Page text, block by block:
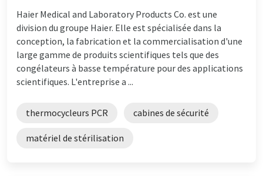
Haier Medical and Laboratory Products Co. est une
division du groupe Haier. Elle est spécialisée dans la
conception, la fabrication et la commercialisation d'une
large gamme de produits scientifiques tels que des
congélateurs à basse température pour des applications
scientifiques. L'entreprise a ...
thermocycleurs PCR cabines de sécurité
matériel de stérilisation